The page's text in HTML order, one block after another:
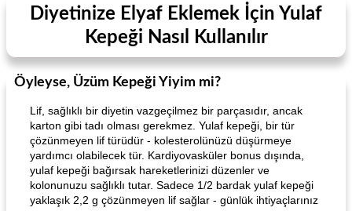
Diyetinize Elyaf Eklemek İçin Yulaf
Kepeği Nasıl Kullanılır
Öyleyse, Üzüm Kepeği Yiyim mi?
Lif, sağlıklı bir diyetin vazgeçilmez bir parçasıdır, ancak
karton gibi tadı olması gerekmez. Yulaf kepeği, bir tür
çözünmeyen lif türüdür - kolesterolünüzü düşürmeye
yardımcı olabilecek tür. Kardiyovasküler bonus dışında,
yulaf kepeği bağırsak hareketlerinizi düzenler ve
kolonunuzu sağlıklı tutar. Sadece 1/2 bardak yulaf kepeği
yaklaşık 2,2 g çözünmeyen lif sağlar - günlük ihtiyaçlarınız